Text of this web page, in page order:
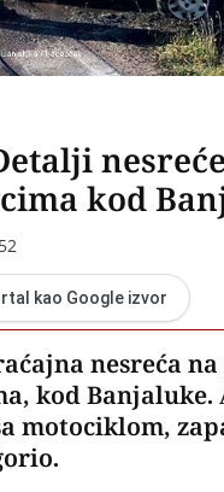
kod
kao Google izvor
nesreća
kod Banjaluke.
motociklom,